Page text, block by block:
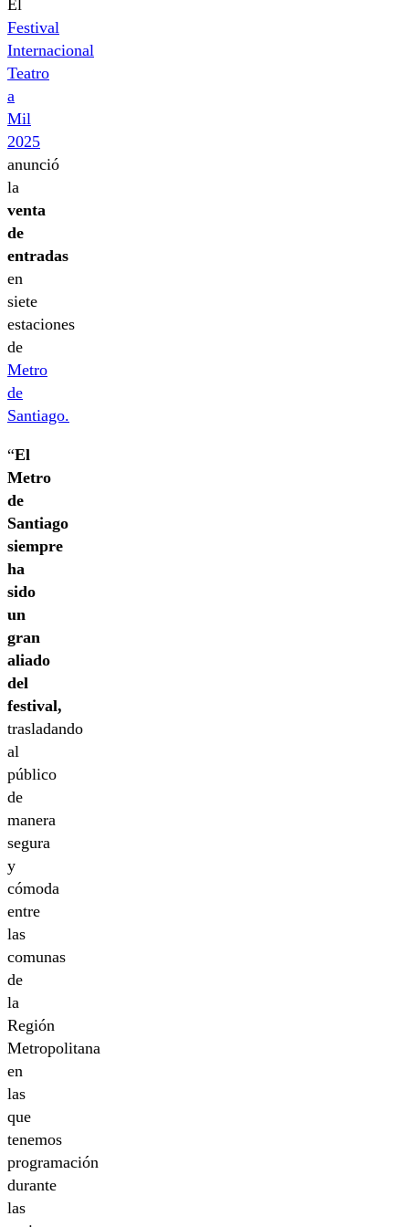
El
Festival
Internacional
Teatro
a
Mil
2025
anunció
la
venta
de
entradas
en
siete
estaciones
de
Metro
de
Santiago.
“El
Metro
de
Santiago
siempre
ha
sido
un
gran
aliado
del
festival,
trasladando
al
público
de
manera
segura
y
cómoda
entre
las
comunas
de
la
Región
Metropolitana
en
las
que
tenemos
programación
durante
las